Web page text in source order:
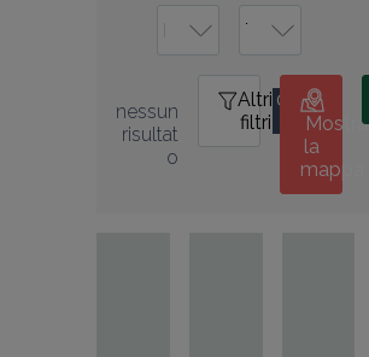
nessun
risultat
o
Altri
filtri
0
Mostra
la
mappa